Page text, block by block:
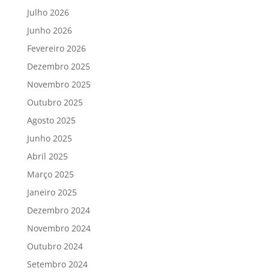
Julho 2026
Junho 2026
Fevereiro 2026
Dezembro 2025
Novembro 2025
Outubro 2025
Agosto 2025
Junho 2025
Abril 2025
Março 2025
Janeiro 2025
Dezembro 2024
Novembro 2024
Outubro 2024
Setembro 2024